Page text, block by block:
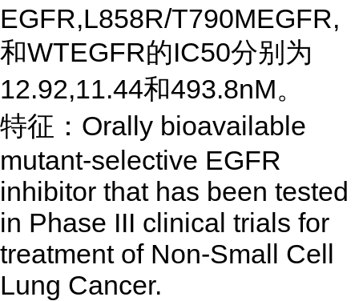
EGFR,L858R/T790MEGFR,
和WTEGFR的IC50分别为
12.92,11.44和493.8nM。
特征：Orally bioavailable
mutant-selective EGFR
inhibitor that has been tested
in Phase III clinical trials for
treatment of Non-Small Cell
Lung Cancer.